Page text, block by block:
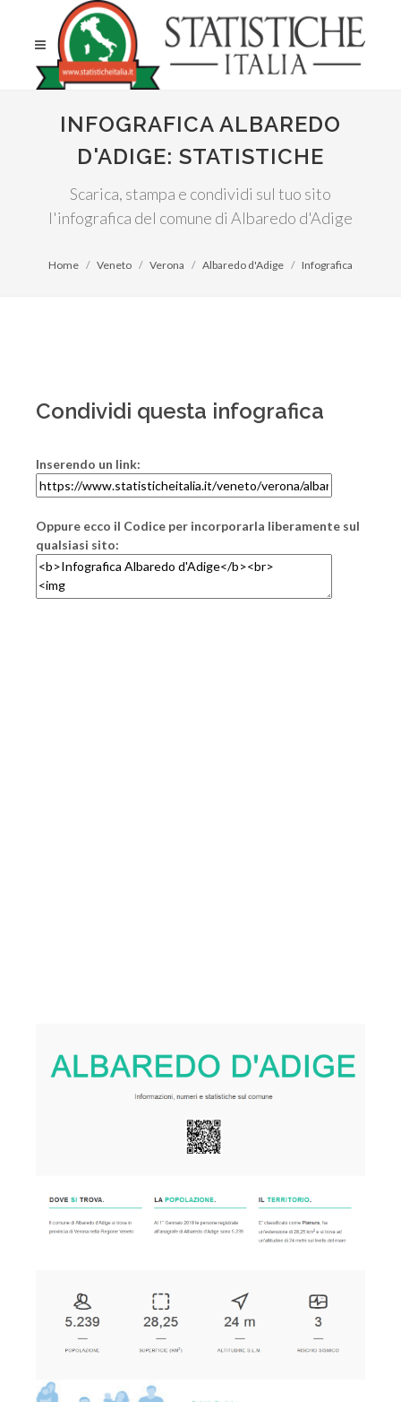
INFOGRAFICA ALBAREDO
D'ADIGE: STATISTICHE
Scarica, stampa e condividi sul tuo sito
l'infografica del comune di Albaredo d'Adige
Home Veneto Verona Albaredo d'Adige Infografica
Condividi questa infografica
Inserendo un link:
Oppure ecco il Codice per incorporarla liberamente sul
qualsiasi sito: